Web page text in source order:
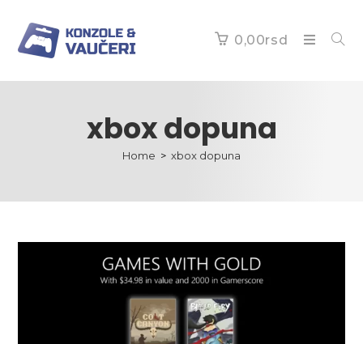
0,00rsd
xbox dopuna
Home > xbox dopuna